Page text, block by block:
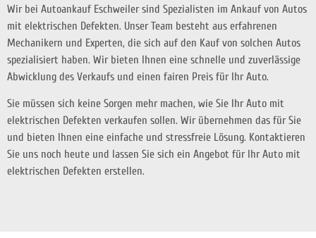
Wir bei Autoankauf Eschweiler sind Spezialisten im Ankauf von Autos
mit elektrischen Defekten. Unser Team besteht aus erfahrenen
Mechanikern und Experten, die sich auf den Kauf von solchen Autos
spezialisiert haben. Wir bieten Ihnen eine schnelle und zuverlässige
Abwicklung des Verkaufs und einen fairen Preis für Ihr Auto.
Sie müssen sich keine Sorgen mehr machen, wie Sie Ihr Auto mit
elektrischen Defekten verkaufen sollen. Wir übernehmen das für Sie
und bieten Ihnen eine einfache und stressfreie Lösung. Kontaktieren
Sie uns noch heute und lassen Sie sich ein Angebot für Ihr Auto mit
elektrischen Defekten erstellen.